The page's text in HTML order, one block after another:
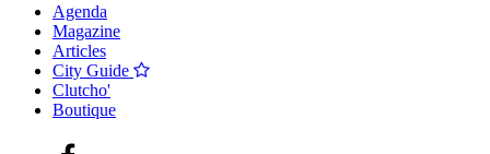
Agenda
Magazine
Articles
City Guide
Clutcho'
Boutique